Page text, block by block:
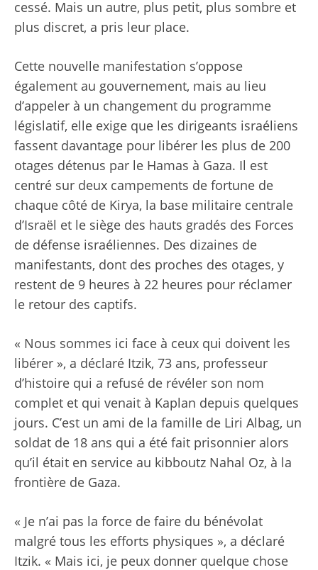
cessé. Mais un autre, plus petit, plus sombre et
plus discret, a pris leur place.
Cette nouvelle manifestation s’oppose
également au gouvernement, mais au lieu
d’appeler à un changement du programme
législatif, elle exige que les dirigeants israéliens
fassent davantage pour libérer les plus de 200
otages détenus par le Hamas à Gaza. Il est
centré sur deux campements de fortune de
chaque côté de Kirya, la base militaire centrale
d’Israël et le siège des hauts gradés des Forces
de défense israéliennes. Des dizaines de
manifestants, dont des proches des otages, y
restent de 9 heures à 22 heures pour réclamer
le retour des captifs.
« Nous sommes ici face à ceux qui doivent les
libérer », a déclaré Itzik, 73 ans, professeur
d’histoire qui a refusé de révéler son nom
complet et qui venait à Kaplan depuis quelques
jours. C’est un ami de la famille de Liri Albag, un
soldat de 18 ans qui a été fait prisonnier alors
qu’il était en service au kibboutz Nahal Oz, à la
frontière de Gaza.
« Je n’ai pas la force de faire du bénévolat
malgré tous les efforts physiques », a déclaré
Itzik. « Mais ici, je peux donner quelque chose